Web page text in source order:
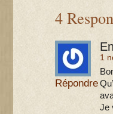
4
1
Je
Répondre